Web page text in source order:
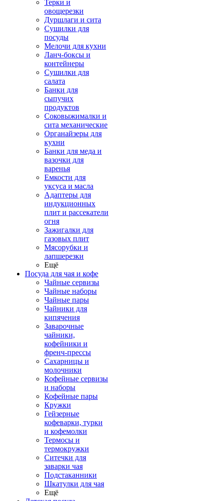
Терки и
овощерезки
Дуршлаги и сита
Сушилки для
посуды
Мелочи для кухни
Ланч-боксы и
контейнеры
Сушилки для
салата
Банки для
сыпучих
продуктов
Соковыжималки и
сита механические
Органайзеры для
кухни
Банки для меда и
вазочки для
варенья
Емкости для
уксуса и масла
Адаптеры для
индукционных
плит и рассекатели
огня
Зажигалки для
газовых плит
Мясорубки и
лапшерезки
Ещё
Посуда для чая и кофе
Чайные сервизы
Чайные наборы
Чайные пары
Чайники для
кипячения
Заварочные
чайники,
кофейники и
френч-прессы
Сахарницы и
молочники
Кофейные сервизы
и наборы
Кофейные пары
Кружки
Гейзерные
кофеварки, турки
и кофемолки
Термосы и
термокружки
Ситечки для
заварки чая
Подстаканники
Шкатулки для чая
Ещё